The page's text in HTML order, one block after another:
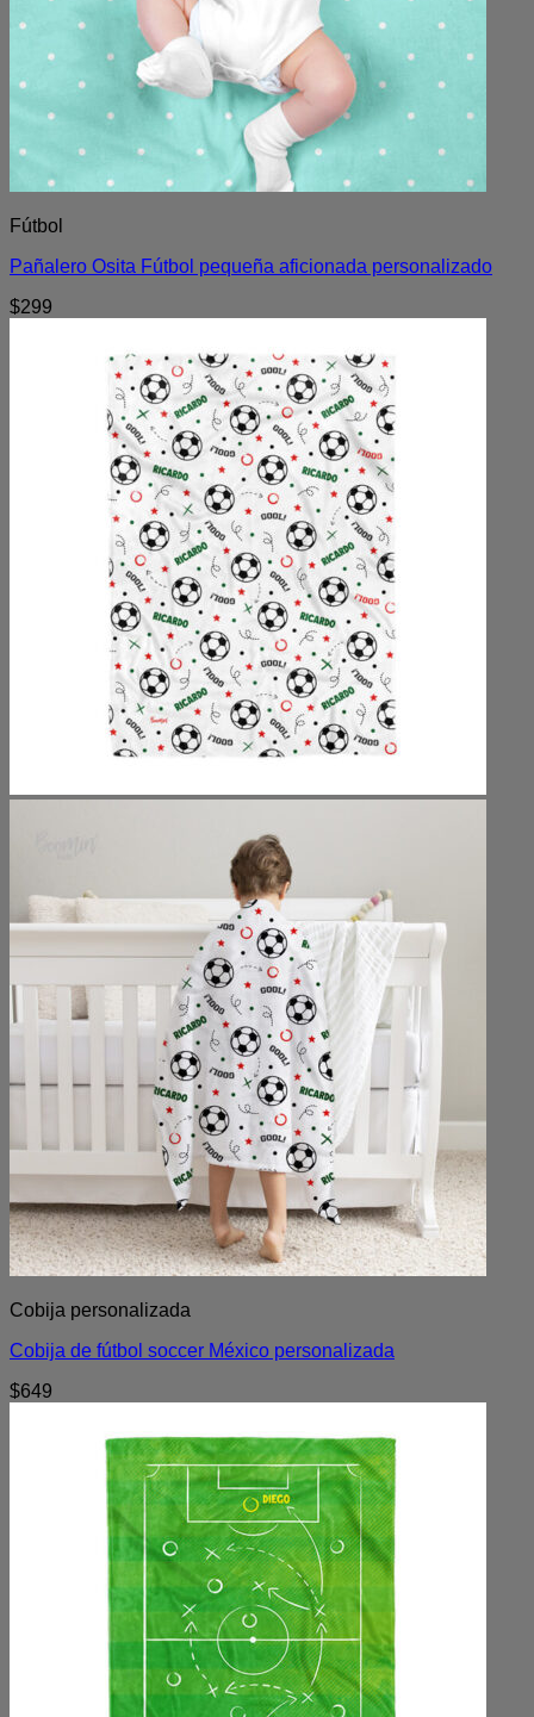
Fútbol
Pañalero Osita Fútbol pequeña aficionada personalizado
$299
Cobija personalizada
Cobija de fútbol soccer México personalizada
$649